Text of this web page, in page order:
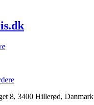
8, 3400 Hillerød, Danmark